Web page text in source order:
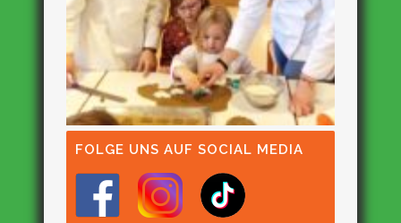
FOLGE UNS AUF SOCIAL MEDIA